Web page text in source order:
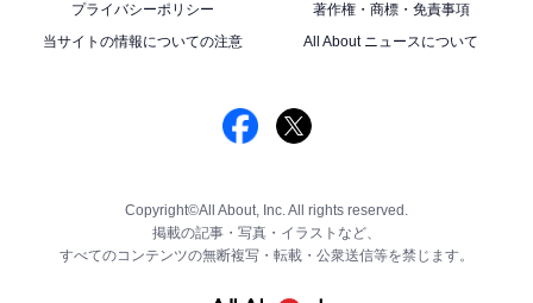
プライバシーポリシー
著作権・商標・免責事項
当サイトの情報についての注意
All About ニュースについて
Copyright©All About, Inc. All rights reserved.
掲載の記事・写真・イラストなど、
すべてのコンテンツの無断複写・転載・公衆送信等を禁じます。